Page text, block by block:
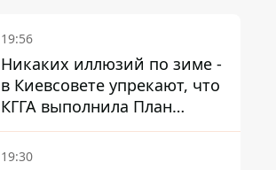
19:56
Никаких иллюзий по зиме -
в Киевсовете упрекают, что
КГГА выполнила План
устойчивости на 20%
19:30